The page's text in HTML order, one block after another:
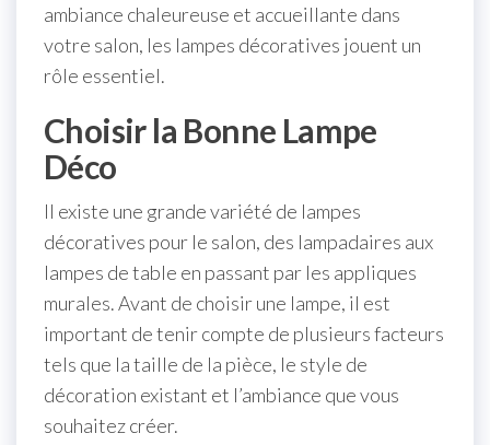
ambiance chaleureuse et accueillante dans
votre salon, les lampes décoratives jouent un
rôle essentiel.
Choisir la Bonne Lampe
Déco
Il existe une grande variété de lampes
décoratives pour le salon, des lampadaires aux
lampes de table en passant par les appliques
murales. Avant de choisir une lampe, il est
important de tenir compte de plusieurs facteurs
tels que la taille de la pièce, le style de
décoration existant et l’ambiance que vous
souhaitez créer.